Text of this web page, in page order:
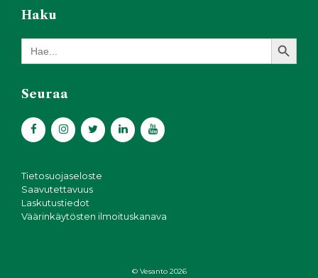
Haku
Search
for:
Search Button
Seuraa
Tietosuojaseloste
Saavutettavuus
Laskutustiedot
Väärinkäytösten ilmoituskanava
© Vesanto 2026